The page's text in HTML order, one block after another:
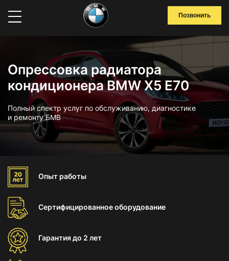
Позвонить
Опрессовка радиатора
кондиционера BMW X5 E70
Полный спектр услуг по обслуживанию, диагностике
и ремонту БМВ
Опыт работы
Сертифицированноеоборудование
Гарантиядо 2 лет